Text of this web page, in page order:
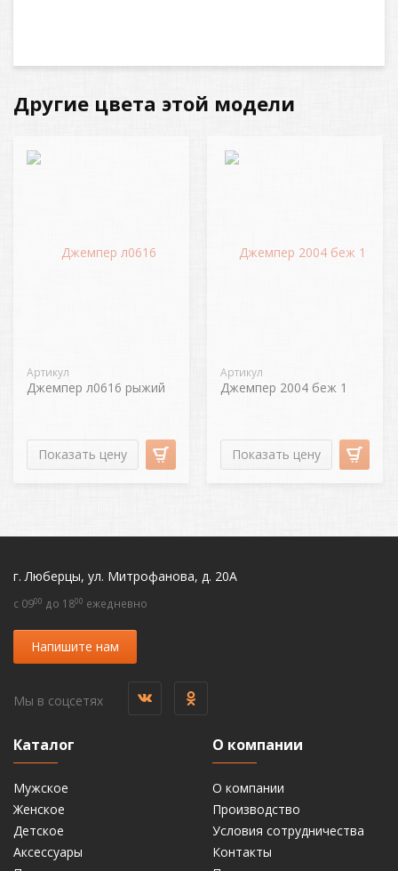
Другие цвета этой модели
Артикул
Джемпер л0616 рыжий
Показать цену
Артикул
Джемпер 2004 беж 1
Показать цену
г. Люберцы, ул. Митрофанова, д. 20А
c 0900 до 1800 ежедневно
Напишите нам
Мы в соцсетях
Каталог
Мужское
Женское
Детское
Аксессуары
О компании
О компании
Производство
Условия сотрудничества
Контакты